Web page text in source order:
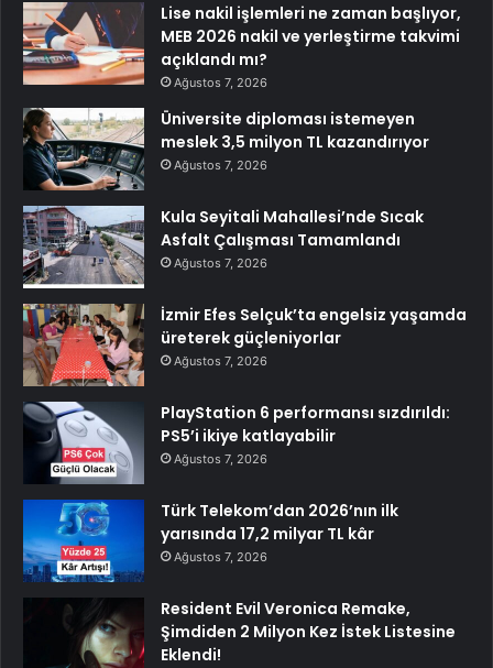
Lise nakil işlemleri ne zaman başlıyor,
MEB 2026 nakil ve yerleştirme takvimi
açıklandı mı?
Ağustos 7, 2026
Üniversite diploması istemeyen
meslek 3,5 milyon TL kazandırıyor
Ağustos 7, 2026
Kula Seyitali Mahallesi’nde Sıcak
Asfalt Çalışması Tamamlandı
Ağustos 7, 2026
İzmir Efes Selçuk’ta engelsiz yaşamda
üreterek güçleniyorlar
Ağustos 7, 2026
PlayStation 6 performansı sızdırıldı:
PS5’i ikiye katlayabilir
Ağustos 7, 2026
Türk Telekom’dan 2026’nın ilk
yarısında 17,2 milyar TL kâr
Ağustos 7, 2026
Resident Evil Veronica Remake,
Şimdiden 2 Milyon Kez İstek Listesine
Eklendi!